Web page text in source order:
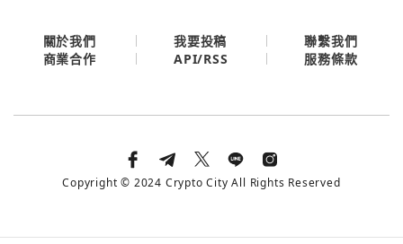
關於我們 我要投稿
聯繫我們
商業合作
API/RSS 服務條款
Copyright © 2024 Crypto City All Rights Reserved